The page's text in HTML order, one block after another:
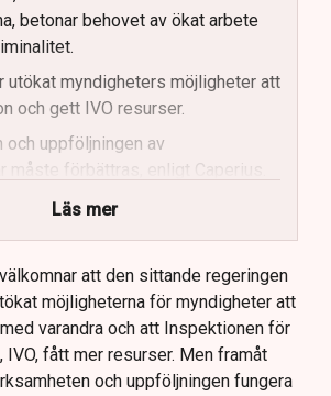
betonar behovet av ökat arbete
utökat myndigheters möjligheter att
och gett IVO resurser.
och uppföljningen av
måste förbättras, enligt Caperius.
vill se skärpta
ses som ett gott exempel när det
kontroll av vårdinrättningar.
bör möjliggöra kontinuerlig
inom vården, anser
Läs mer
att den sittande regeringen
möjligheterna för myndigheter att
varandra och att Inspektionen för
IVO, fått mer resurser. Men framåt
och uppföljningen fungera